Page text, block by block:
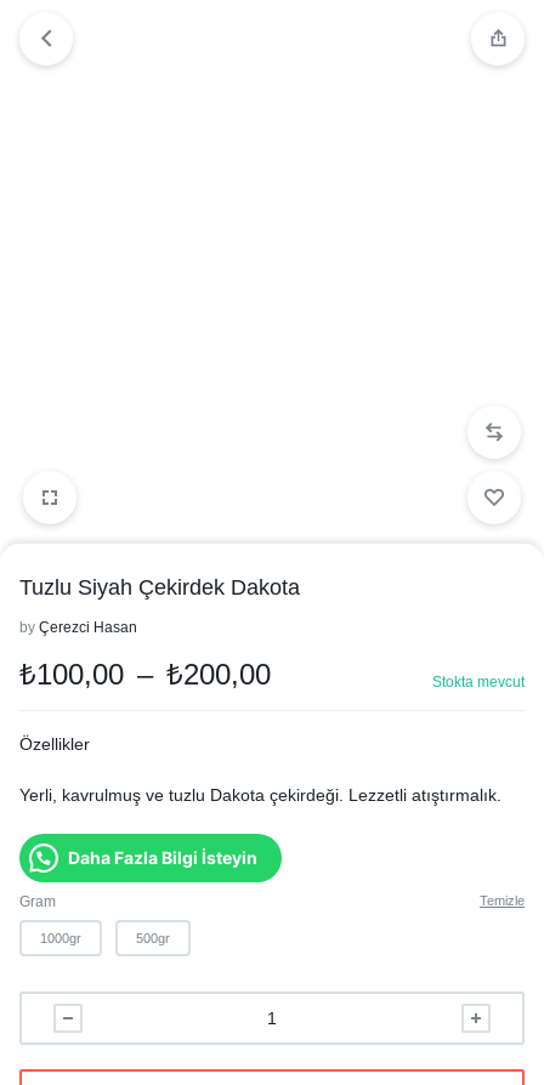
Tuzlu Siyah Çekirdek Dakota
by Çerezci Hasan
₺100,00 – ₺200,00 Stokta mevcut
Özellikler
Yerli, kavrulmuş ve tuzlu Dakota çekirdeği. Lezzetli atıştırmalık.
Daha Fazla Bilgi İsteyin
Gram
1000gr 500gr
Temizle